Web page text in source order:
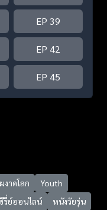
EP 39
EP 42
EP 45
าดโลก
Youth
รี่ย์ออนไลน์ หนังวัยรุ่น